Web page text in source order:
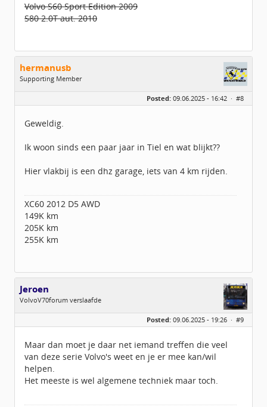
Volvo S60 Sport Edition 2009
S80 2.0T aut. 2010
hermanusb
Supporting Member
Leeftijd:
63
Geregistreerd:
Posted: 09.06.2025 - 16:42 · #8
Geweldig.
Ik woon sinds een paar jaar in Tiel en wat blijkt??
Hier vlakbij is een dhz garage, iets van 4 km rijden.
XC60 2012 D5 AWD
149K km
205K km
255K km
Jeroen
VolvoV70forum verslaafde
Geslacht:
Leeftijd:
40
Geregistreerd: 09 / 2009
Posted: 09.06.2025 - 19:26 · #9
Maar dan moet je daar net iemand treffen die veel
van deze serie Volvo's weet en je er mee kan/wil
helpen.
Het meeste is wel algemene techniek maar toch.